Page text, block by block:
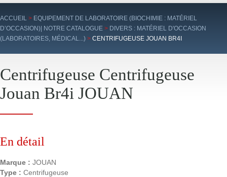
Aller
au
contenu
ACCUEIL > EQUIPEMENT DE LABORATOIRE (BIOCHIMIE : MATÉRIEL
D’OCCASION)| NOTRE CATALOGUE > DIVERS : MATÉRIEL D'OCCASION
(LABORATOIRES, MÉDICAL...) > CENTRIFUGEUSE JOUAN BR4I
Centrifugeuse Centrifugeuse
Jouan Br4i JOUAN
En détail
Marque : JOUAN
Type : Centrifugeuse